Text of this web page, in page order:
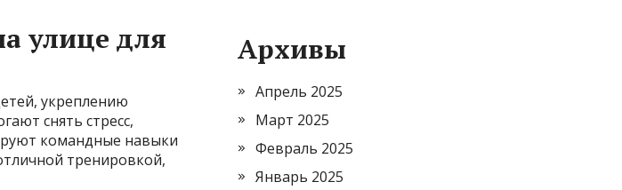
улице для
укреплению
снять стресс,
командные навыки
тренировкой,
Архивы
Апрель 2025
Март 2025
Февраль 2025
Январь 2025